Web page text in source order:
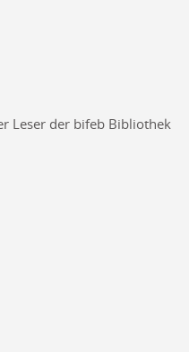
Leser der bifeb Bibliothek